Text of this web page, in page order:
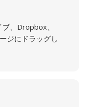
、Dropbox、
ジにドラッグし